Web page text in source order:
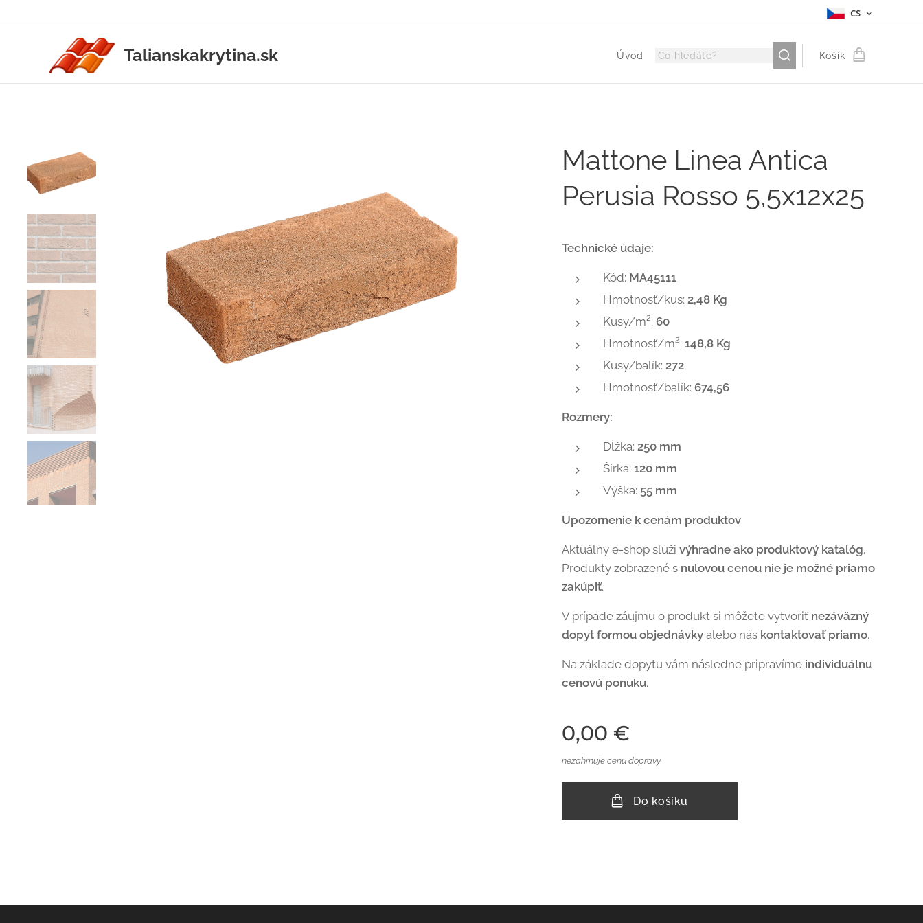
CS
Talianskakrytina.sk Úvod Košík
Mattone Linea Antica
Perusia Rosso 5,5x12x25
Technické údaje:
Kód: MA45111
Hmotnosť/kus:2,48 Kg
Kusy/m²: 60
Hmotnosť/m²:148,8 Kg
Kusy/balík:272
Hmotnosť/balík: 674,56
Rozmery:
Dĺžka:250 mm
Šírka:120 mm
Výška: 55 mm
Upozornenie k cenám produktov
Aktuálny e-shop slúživýhradne ako produktový katalóg.
Produkty zobrazené s nulovou cenou nie je možné priamo
zakúpiť.
V prípade záujmu o produkt si môžete vytvoriť nezáväzný
dopyt formou objednávky alebo nás kontaktovať priamo.
Na základe dopytu vám následne pripravíme individuálnu
cenovú ponuku.
0,00 €
nezahrnuje cenu dopravy
Do košíku